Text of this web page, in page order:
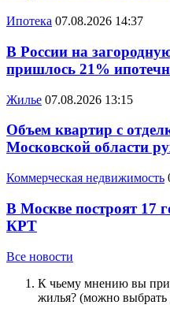
Ипотека 07.08.2026 14:37
В России на
пришлось 21%
Жилье 07.08.2026 13:15
Объем квартир с
Московской области
Коммерческая недвижимость
В Москве построят 17
КРТ
Все новости
К чьему мнению вы
жилья? (можно выбрать